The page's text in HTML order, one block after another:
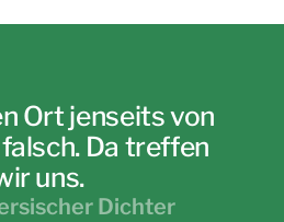
Ort jenseits von
Da treffen
uns.
Dichter